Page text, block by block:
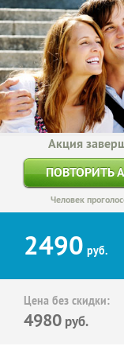
Акция
ПОВТОРИТЬ
Человек
2490 руб.
Цена без скидки:
4980 руб.